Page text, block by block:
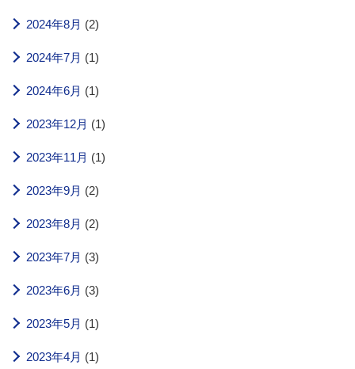
2024年8月 (2)
2024年7月 (1)
2024年6月 (1)
2023年12月 (1)
2023年11月 (1)
2023年9月 (2)
2023年8月 (2)
2023年7月 (3)
2023年6月 (3)
2023年5月 (1)
2023年4月 (1)